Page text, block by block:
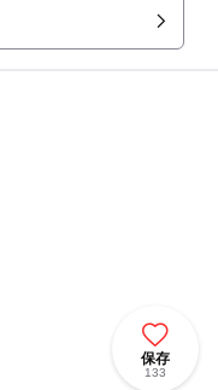
保存
133